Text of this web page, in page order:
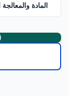
المادة